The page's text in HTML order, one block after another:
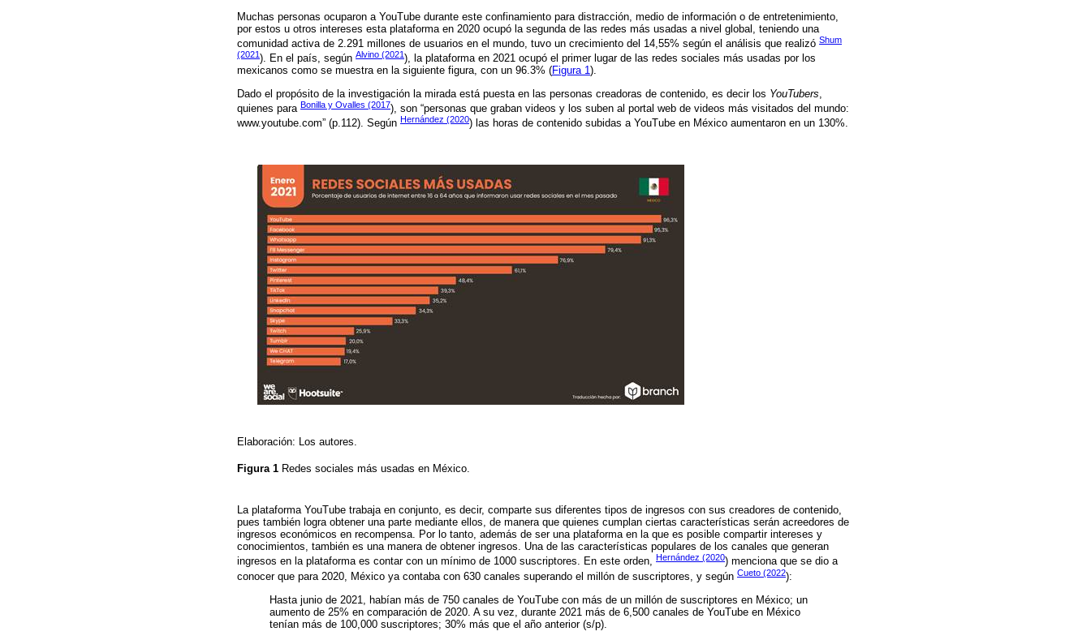
Muchas personas ocuparon a YouTube durante este confinamiento para distracción, medio de información o de entretenimiento,
por estos u otros intereses esta plataforma en 2020 ocupó la segunda de las redes más usadas a nivel global, teniendo una
comunidad activa de 2.291 millones de usuarios en el mundo, tuvo un crecimiento del 14,55% según el análisis que realizó Shum
(2021). En el país, según Alvino (2021), la plataforma en 2021 ocupó el primer lugar de las redes sociales más usadas por los
mexicanos como se muestra en la siguiente figura, con un 96.3% (Figura 1).
Dado el propósito de la investigación la mirada está puesta en las personas creadoras de contenido, es decir los YouTubers
quienes para Bonilla y Ovalles (2017), son “personas que graban videos y los suben al portal web de videos más visitados del mundo:
www.youtube.com” (p.112). Según Hernández (2020) las horas de contenido subidas a YouTube en México aumentaron en un 130%.
Elaboración: Los autores.
Figura 1 Redes sociales más usadas en México.
La plataforma YouTube trabaja en conjunto, es decir, comparte sus diferentes tipos de ingresos con sus creadores de contenido,
pues también logra obtener una parte mediante ellos, de manera que quienes cumplan ciertas características serán acreedores de
ingresos económicos en recompensa. Por lo tanto, además de ser una plataforma en la que es posible compartir intereses y
conocimientos, también es una manera de obtener ingresos. Una de las características populares de los canales que generan
ingresos en la plataforma es contar con un mínimo de 1000 suscriptores. En este orden, Hernández (2020) menciona que se dio a
conocer que para 2020, México ya contaba con 630 canales superando el millón de suscriptores, y según Cueto (2022):
Hasta junio de 2021, habían más de 750 canales de YouTube con más de un millón de suscriptores en México; un
aumento de 25% en comparación de 2020. A su vez, durante 2021 más de 6,500 canales de YouTube en México
tenían más de 100,000 suscriptores; 30% más que el año anterior (s/p).